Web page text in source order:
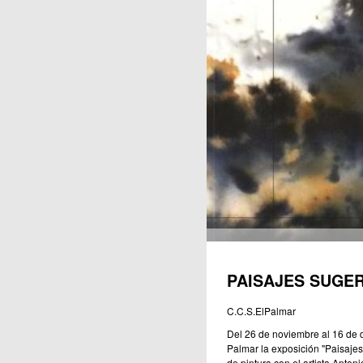
PAISAJES
C.C.S.ElPalmar
Del 26 de noviembre al 16 de
Palmar la exposición